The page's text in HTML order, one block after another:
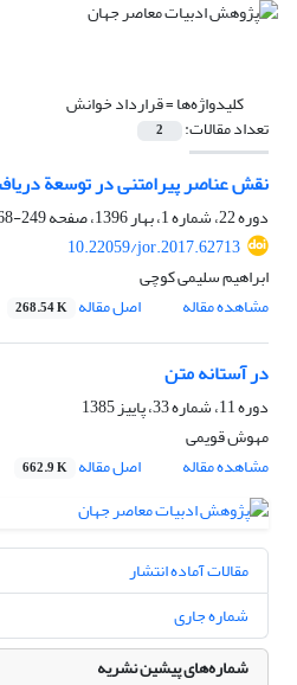
کلیدواژه‌ها =قرارداد خوانش
تعداد مقالات: 2
نقش عناصر پیرامتنی در توسعة
دوره 22، شماره 1، بهار 1396، صفحه
249-268
10.22059/jor.2017.62713
ابراهیم سلیمی کوچی
مشاهده مقاله
اصل مقاله 268.54 K
در آستانه متن
دوره 11، شماره 33، پاییز 1385
مهوش قویمی
مشاهده مقاله
اصل مقاله 662.9 K
مقالات آماده انتشار
شماره جاری
شماره‌های پیشین نشریه